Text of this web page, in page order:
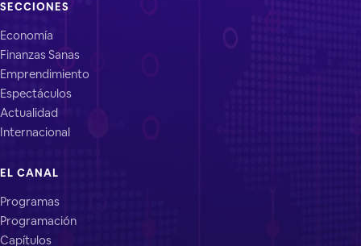
SECCIONES
Economía
Finanzas Sanas
Emprendimiento
Espectáculos
Actualidad
Internacional
EL CANAL
Programas
Programación
Capítulos